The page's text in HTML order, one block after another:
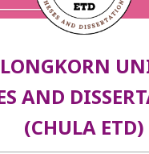
AND
(CHULA ETD)